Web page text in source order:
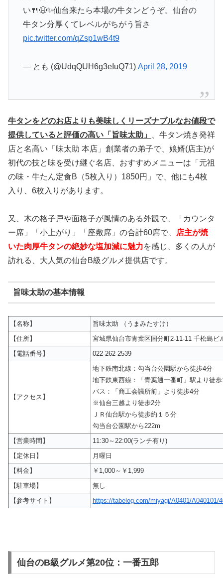
い🍴😆✨仙台来たら本場の牛タンどうぞ。仙台の
牛タン分厚くてレベルがちがう旨さ
pic.twitter.com/qZsp1wB4t9
— とも (@UdqQUH6g3eIuQ71) April 28, 2019
牛タンをどのお店よりも美味しくリーズナブルなお値段で
提供していると評価の高い「旨味太助」
、牛タン焼き発祥
店と名高い「味太助 本店」創業者の弟子で、娘婿(店主)が
初代の技と味を受け継ぐ名店、おすすめメニューは「元祖
の味・牛たん定食B（5枚入り）1850円」で、他にも4枚
入り、6枚入りがあります。
又、木の格子戸や面格子が風情のある外観で、「カウンタ
ー席」「小上がり」「座敷席」の合計60席で、
店主が焼
いた肉厚牛タンの絶妙な塩加減に魅力を感じ、多くの人が
訪れる、大人気の仙台B級グルメ提供店です。
旨味太助の基本情報
【名称】
旨味太助 （うまみたすけ）
【住所】
宮城県仙台市青葉区国分町2-11-11 千松島
【電話番号】
022-262-2539
【アクセス】
地下鉄南北線：勾当台公園駅から徒歩4分
地下鉄東西線：「青葉通一番町」駅より徒
バス：「商工会議所前」より徒歩4分
※仙台三越より徒歩2分
ＪＲ仙台駅から徒歩約１５分
勾当台公園駅から222m
【営業時間】
11:30～22:00(ランチ有り)
【定休日】
月曜日
【料金】
￥1,000～￥1,999
【駐車場】
無し
【参考サイト】
https://tabelog.com/miyagi/A0401/A040101/
仙台のB級グルメ第20位：一番五郎